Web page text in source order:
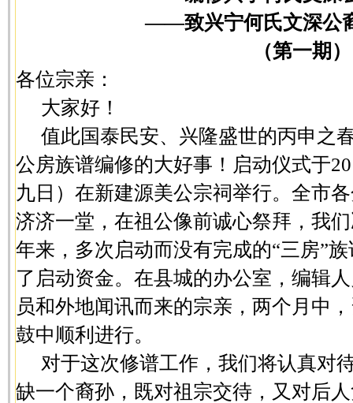
——致兴宁何氏文深公
（第一期）
各位宗亲：
大家好！
值此国泰民安、兴隆盛世的丙申之
公房族谱编修的大好事！启动仪式于
九日）在新建源美公宗祠举行。全市
济济一堂，在祖公像前诚心祭拜，我
年来，多次启动而没有完成的“三房”
了启动资金。在县城的办公室，编辑
员和外地闻讯而来的宗亲，两个月中
鼓中顺利进行。
对于这次修谱工作，我们将认真对
缺一个裔孙，既对祖宗交待，又对后